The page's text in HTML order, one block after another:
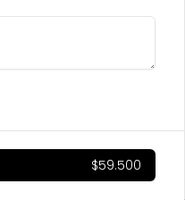
Salmón ereganto
$59.500